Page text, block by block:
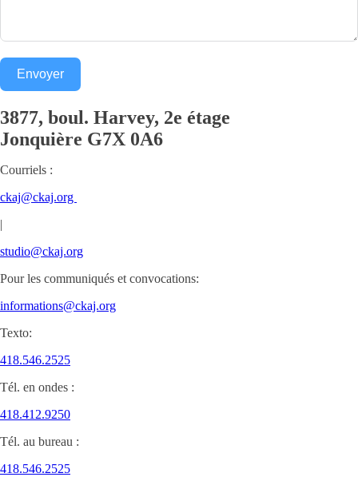
Envoyer
3877, boul. Harvey, 2e étage
Jonquière G7X 0A6
Courriels :
ckaj@ckaj.org
|
studio@ckaj.org
Pour les communiqués et convocations:
informations@ckaj.org
Texto:
418.546.2525
Tél. en ondes :
418.412.9250
Tél. au bureau :
418.546.2525